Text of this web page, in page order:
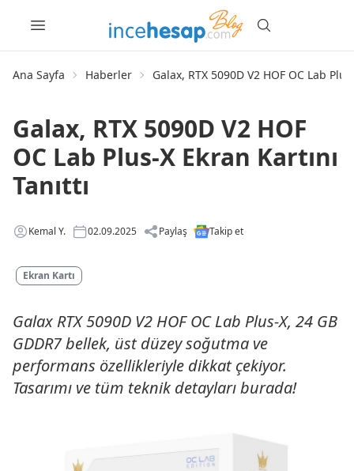
Ana Sayfa Haberler Galax, RTX 5090D V2 HOF OC Lab
Galax, RTX 5090D V2 HOF
OC Lab Plus-X Ekran Kartını
Tanıttı
Kemal Y. 02.09.2025 Paylaş Takip et
Ekran Kartı
Galax RTX 5090D V2 HOF OC Lab Plus-X, 24 GB
GDDR7 bellek, üst düzey soğutma ve
performans özellikleriyle dikkat çekiyor.
Tasarımı ve tüm teknik detayları burada!